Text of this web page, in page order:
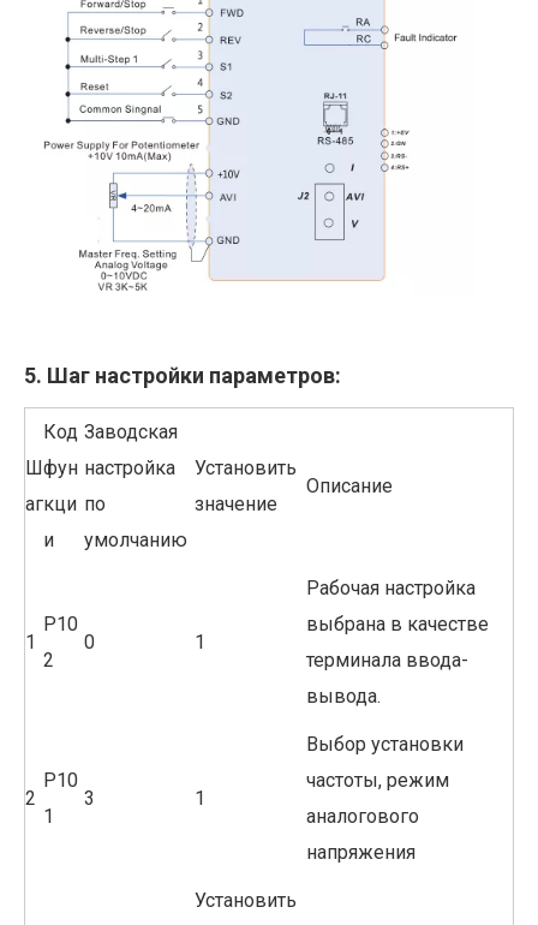
5. Шаг настройки параметров:
Ш
аг
Код
фун
кци
и
Заводская
настройка
по
умолчанию
Установить
значение
Описание
1
P10
2
0 1
Рабочая настройка
выбрана в качестве
терминала ввода-
вывода.
2
P10
1
3 1
Выбор установки
частоты, режим
аналогового
напряжения
Установить